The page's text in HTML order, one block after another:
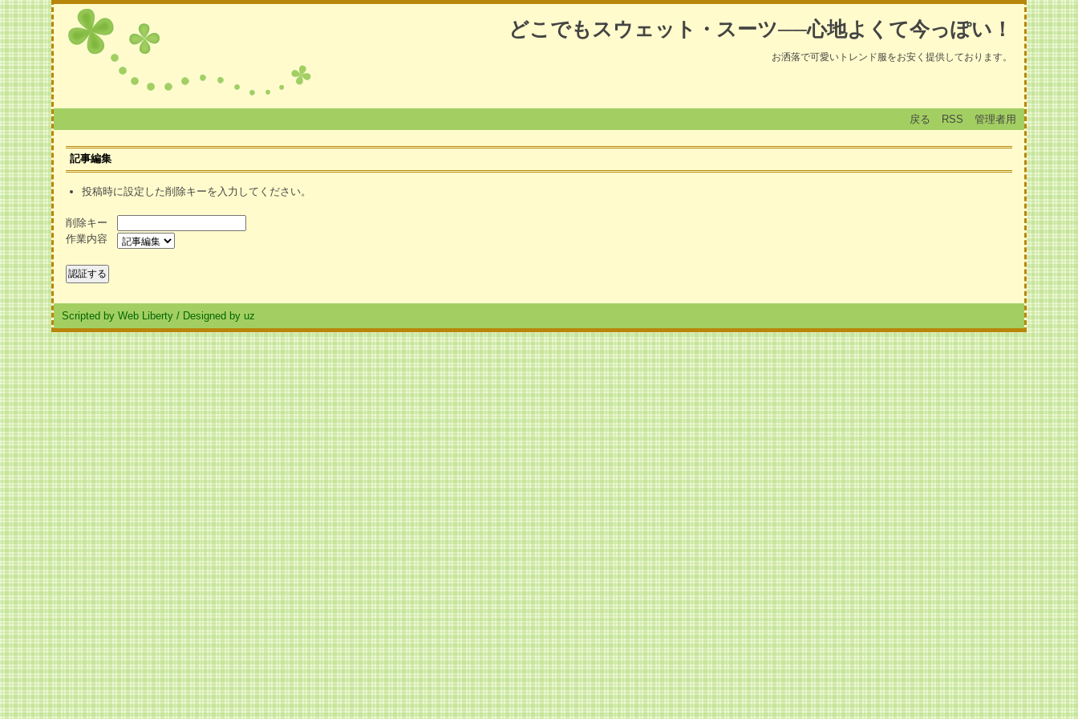
どこでもスウェット・スーツ──心地よくて今っぽい！
お洒落で可愛いトレンド服をお安く提供しております。
戻る RSS 管理者用
記事編集
投稿時に設定した削除キーを入力してください。
削除キー
作業内容
Scripted by Web Liberty / Designed by uz